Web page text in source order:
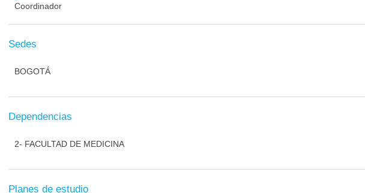
Coordinador
Sedes
BOGOTÁ
Dependencias
2- FACULTAD DE MEDICINA
Planes de estudio